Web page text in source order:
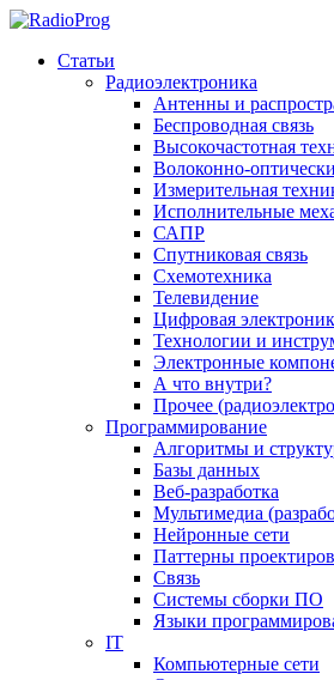
Статьи
Радиоэлектроника
Антенны и
Беспроводная связь
Высокочастотная
Волоконно-
Измерительная
Исполнительные
САПР
Спутниковая связь
Схемотехника
Телевидение
Цифровая
Технологии и
Электронные
А что внутри?
Прочее
Программирование
Алгоритмы и
Базы данных
Веб-разработка
Мультимедиа
Нейронные сети
Паттерны
Связь
Системы сборки ПО
Языки
IT
Компьютерные сети